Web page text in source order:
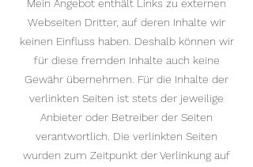
​Mein Angebot enthält Links zu externen
Webseiten Dritter, auf deren Inhalte wir
keinen Einfluss haben. Deshalb können wir
für diese fremden Inhalte auch keine
Gewähr übernehmen. Für die Inhalte der
verlinkten Seiten ist stets der jeweilige
Anbieter oder Betreiber der Seiten
verantwortlich. Die verlinkten Seiten
wurden zum Zeitpunkt der Verlinkung auf